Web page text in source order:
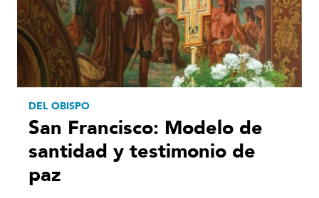
DEL OBISPO
San Francisco: Modelo de
santidad y testimonio de
paz